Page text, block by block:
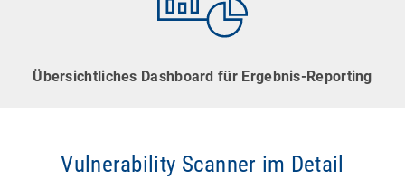
Übersichtliches Dashboard für Ergebnis-Reporting
Vulnerability Scanner im Detail